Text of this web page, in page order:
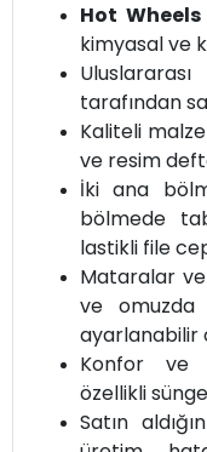
Hot
kimyasal ve
tarafından
Kaliteli
ve resim
İki ana
bölmede
lastikli file
Mataralar
ve omuzda
ayarlanabilir
Konfor ve
özellikli
Satın